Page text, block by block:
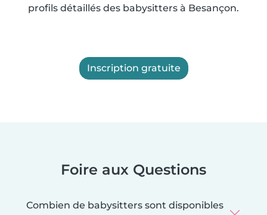
profils détaillés des babysitters à Besançon.
Inscription gratuite
Foire aux Questions
Combien de babysitters sont disponibles